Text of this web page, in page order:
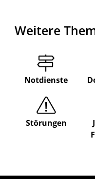
Weitere
Notdienste
Störungen